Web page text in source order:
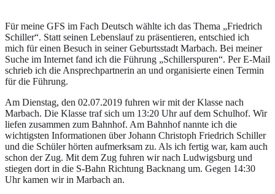
Für meine GFS im Fach Deutsch wählte ich das Thema „Friedrich
Schiller“. Statt seinen Lebenslauf zu präsentieren, entschied ich
mich für einen Besuch in seiner Geburtsstadt Marbach. Bei meiner
Suche im Internet fand ich die Führung „Schillerspuren“. Per E-Mail
schrieb ich die Ansprechpartnerin an und organisierte einen Termin
für die Führung.
Am Dienstag, den 02.07.2019 fuhren wir mit der Klasse nach
Marbach. Die Klasse traf sich um 13:20 Uhr auf dem Schulhof. Wir
liefen zusammen zum Bahnhof. Am Bahnhof nannte ich die
wichtigsten Informationen über Johann Christoph Friedrich Schiller
und die Schüler hörten aufmerksam zu. Als ich fertig war, kam auch
schon der Zug. Mit dem Zug fuhren wir nach Ludwigsburg und
stiegen dort in die S-Bahn Richtung Backnang um. Gegen 14:30
Uhr kamen wir in Marbach an.